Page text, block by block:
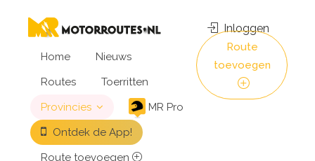
Home
Nieuws
Routes
Toerritten
Provincies
MR Pro
Ontdek de App!
Route toevoegen
Inloggen
Route
toevoegen